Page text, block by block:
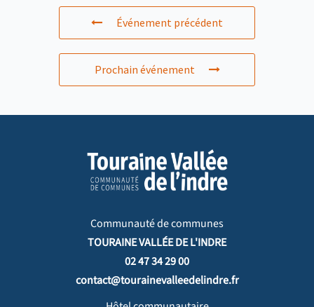
Événement précédent
Prochain événement
Communauté de communes
TOURAINE VALLÉE DE L'INDRE
02 47 34 29 00
contact@tourainevalleedelindre.fr